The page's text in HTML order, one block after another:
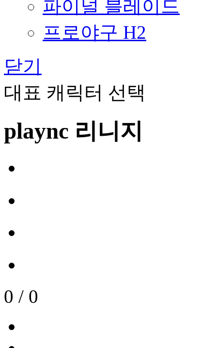
파이널 블레이드
프로야구 H2
닫기
대표 캐릭터 선택
plaync 리니지
0 / 0